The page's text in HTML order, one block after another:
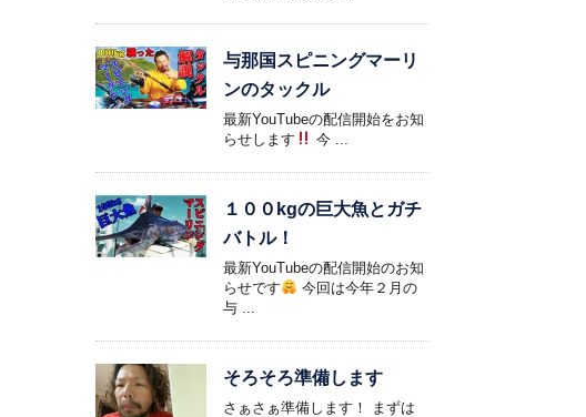
与那国スピニングマーリ
ンのタックル
最新YouTubeの配信開始をお知
らせします
今 ...
１００kgの巨大魚とガチ
バトル！
最新YouTubeの配信開始のお知
らせです
今回は今年２月の
与 ...
そろそろ準備します
さぁさぁ準備します！ まずは